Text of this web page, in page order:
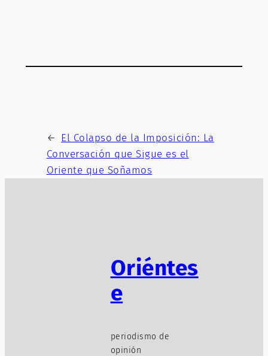
← El Colapso de la Imposición: La
Conversación que Sigue es el
Oriente que Soñamos
Oriéntes
e
periodismo de
opinión